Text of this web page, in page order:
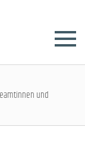
und